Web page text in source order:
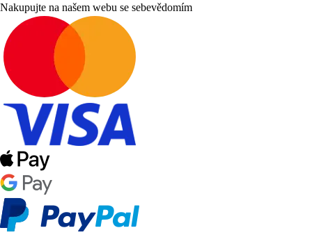
Nakupujte na našem webu se sebevědomím